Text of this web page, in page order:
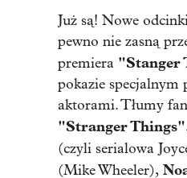
Już są! Nowe
pewno nie zasną
premiera "Stanger
pokazie specjalnym
aktorami. Tłumy
"Stranger
(czyli serialowa
(Mike Wheeler),